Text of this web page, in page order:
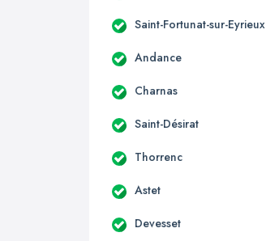
Saint-Fortunat-sur-Eyrieux
Andance
Charnas
Saint-Désirat
Thorrenc
Astet
Devesset